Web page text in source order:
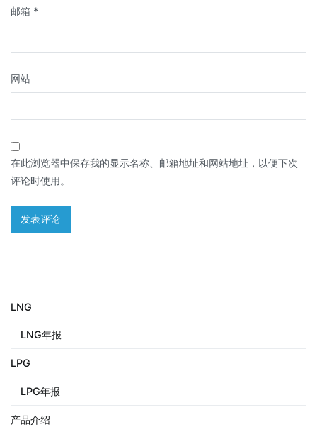
邮箱 *
网站
在此浏览器中保存我的显示名称、邮箱地址和网站地址，以便下次
评论时使用。
LNG
LNG年报
LPG
LPG年报
产品介绍